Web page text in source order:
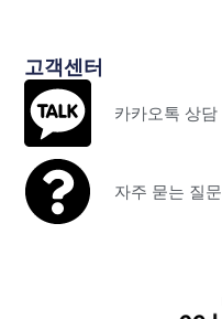
고객센터
카카오톡 상담
자주 묻는 질문